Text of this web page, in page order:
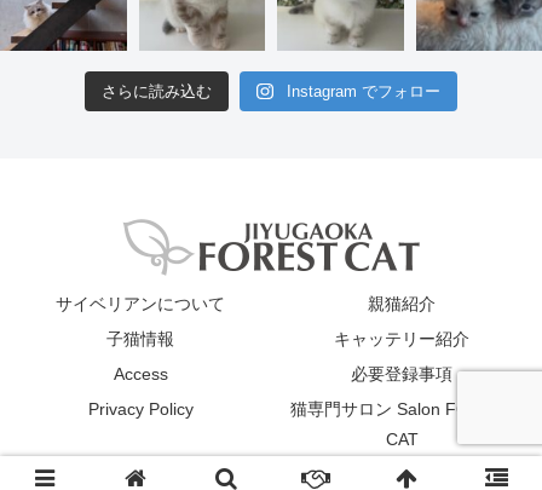
さらに読み込む Instagram でフォロー
サイベリアンについて
親猫紹介
子猫情報
キャッテリー紹介
Access
必要登録事項
Privacy Policy
猫専門サロン Salon FOREST
CAT
© 2019 JIYUGAOKA FOREST CAT All Rights Reserved.